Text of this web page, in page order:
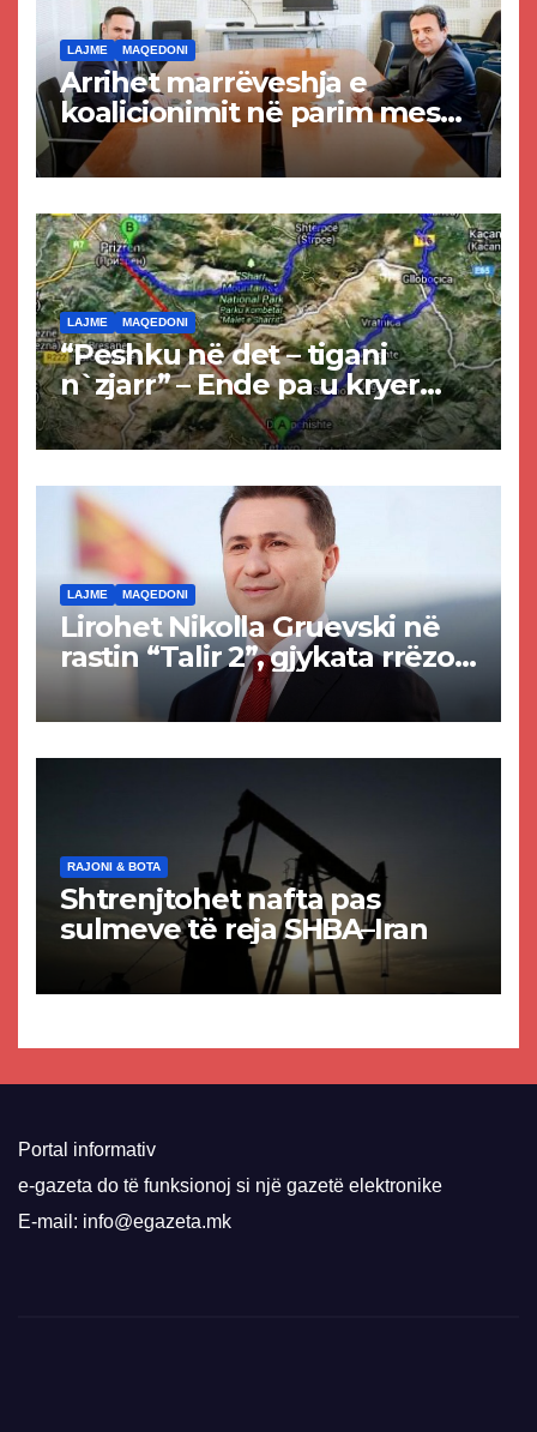
LAJME MAQEDONI
Arrihet marrëveshja e
koalicionimit në parim mes
Kurtit dhe Abdixhikut
LAJME MAQEDONI
“Peshku në det – tigani
n`zjarr” – Ende pa u kryer
projekti i tunelit, komuna e
Tetovës nis punimet për
LAJME MAQEDONI
Lirohet Nikolla Gruevski në
rastin “Talir 2”, gjykata rrëzon
akuzat për ndërtimin e
paligjshëm të selisë së
RAJONI & BOTA
Shtrenjtohet nafta pas
sulmeve të reja SHBA–Iran
Portal informativ
e-gazeta do të funksionoj si një gazetë elektronike
E-mail: info@egazeta.mk